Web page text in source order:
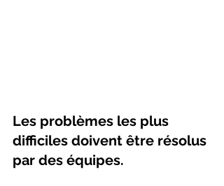
Les problèmes les plus
difficiles doivent être résolus
par des équipes.